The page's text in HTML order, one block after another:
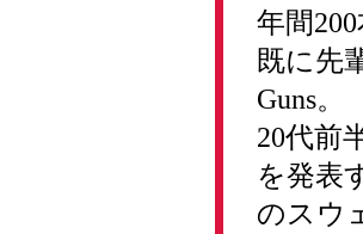
年間
既に先
Guns。
20代前
を発表
のスウ